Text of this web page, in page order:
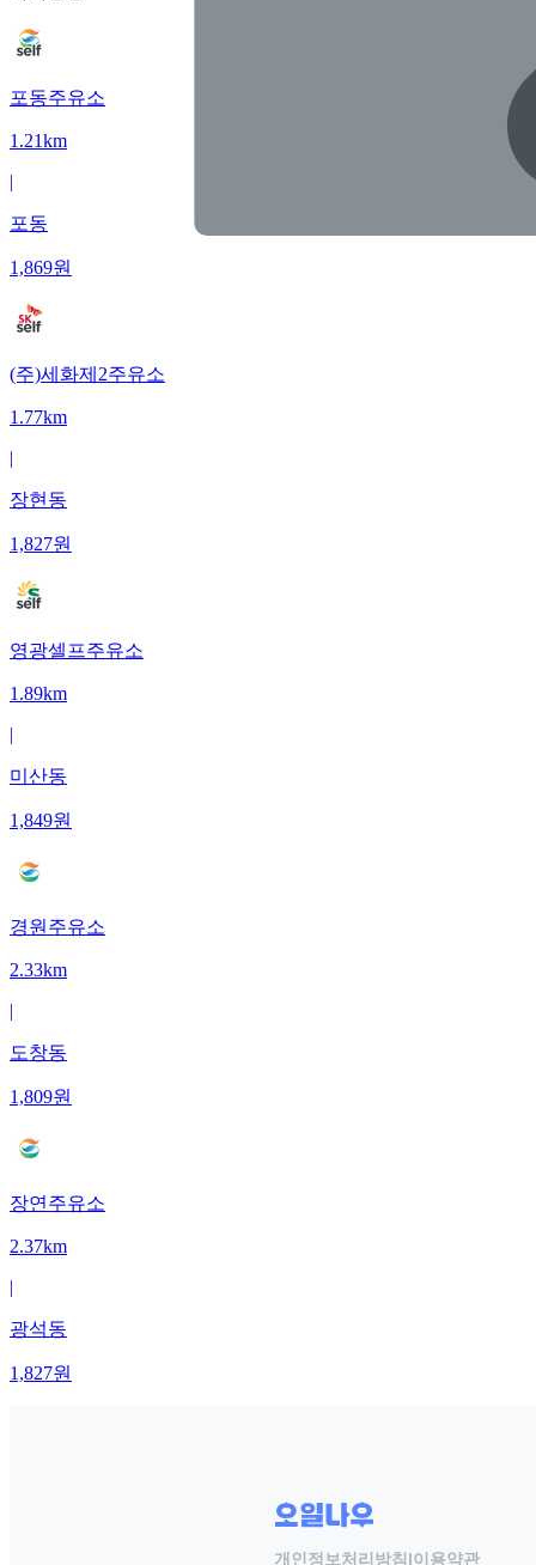
포동주유소
1.21km
|
포동
1,869원
(주)세화제2주유소
1.77km
|
장현동
1,827원
영광셀프주유소
1.89km
|
미산동
1,849원
경원주유소
2.33km
|
도창동
1,809원
장연주유소
2.37km
|
광석동
1,827원
개인정보처리방침 |이용약관